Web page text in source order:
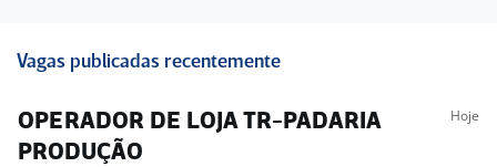
Vagas publicadas recentemente
OPERADOR DE LOJA TR-PADARIA
PRODUÇÃO
Hoje